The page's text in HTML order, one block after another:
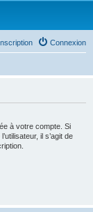
Connexion
à votre compte. Si
il s’agit de